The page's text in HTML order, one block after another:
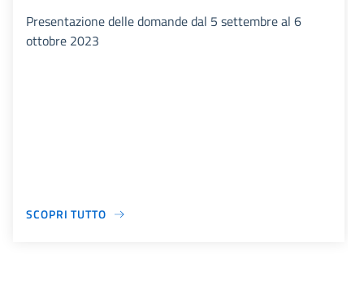
Presentazione delle domande dal 5 settembre al 6
ottobre 2023
SCOPRI TUTTO